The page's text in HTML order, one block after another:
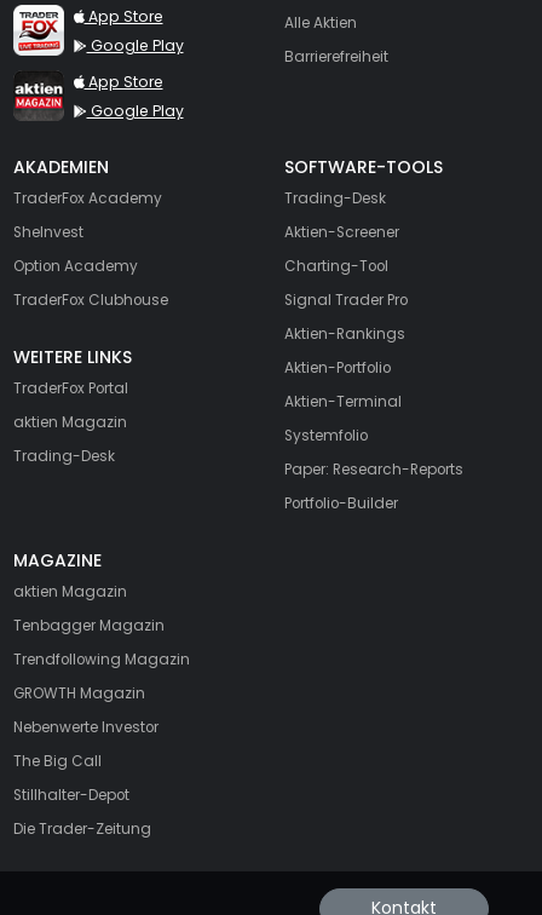
TraderFox Live Trading
App Store
Google Play
TraderFox aktien Magazin
App Store
Google Play
Alle Aktien
Barrierefreiheit
AKADEMIEN
TraderFox Academy
SheInvest
Option Academy
TraderFox Clubhouse
WEITERE LINKS
TraderFox Portal
aktien Magazin
Trading-Desk
SOFTWARE-TOOLS
Trading-Desk
Aktien-Screener
Charting-Tool
Signal Trader Pro
Aktien-Rankings
Aktien-Portfolio
Aktien-Terminal
Systemfolio
Paper: Research-Reports
Portfolio-Builder
MAGAZINE
aktien Magazin
Tenbagger Magazin
Trendfollowing Magazin
GROWTH Magazin
Nebenwerte Investor
The Big Call
Stillhalter-Depot
Die Trader-Zeitung
Kontakt